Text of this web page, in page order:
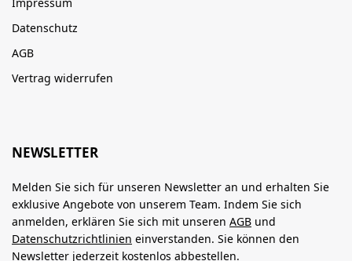
Datenschutz
AGB
Vertrag widerrufen
NEWSLETTER
Melden Sie sich für unseren Newsletter an und erhalten Sie
exklusive Angebote von unserem Team. Indem Sie sich
anmelden, erklären Sie sich mit unseren AGB und
Datenschutzrichtlinien einverstanden. Sie können den
Newsletter jederzeit kostenlos abbestellen.